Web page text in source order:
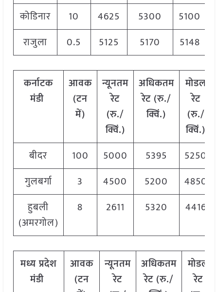
कोडिनार 10 4625 5300
5100
राजुला
0.5 5125 5170 5148
कर्नाटक
मंडी
आवक
(टन
में)
न्यूनतम
रेट
(रु./
क्विं.)
अधिकतम
रेट (रु./
क्विं.)
मोडल
रेट
(रु./
क्विं.)
बीदर
100 5000 5395
5250
गुलबर्गा
3 4500 5200
4850
हुबली
(अमरगोल)
8 2611 5320 4416
मध्य प्रदेश
मंडी
आवक
(टन
न्यूनतम
रेट
अधिकतम
रेट (रु./
मोडल
रेट